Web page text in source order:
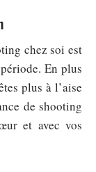
chez soi est
En plus
plus à l’aise
de shooting
et avec vos